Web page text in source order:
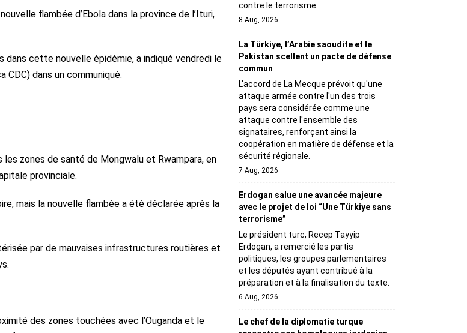
flambée d’Ebola dans la province de l’Ituri,
cette nouvelle épidémie, a indiqué vendredi le
dans un communiqué.
zones de santé de Mongwalu et Rwampara, en
provinciale.
mais la nouvelle flambée a été déclarée après la
par de mauvaises infrastructures routières et
des zones touchées avec l’Ouganda et le
contre le terrorisme.
8 Aug, 2026
La Türkiye, l’Arabie saoudite et le
Pakistan scellent un pacte de défense
commun
L'accord de La Mecque prévoit qu'une
attaque armée contre l'un des trois
pays sera considérée comme une
attaque contre l'ensemble des
signataires, renforçant ainsi la
coopération en matière de défense et la
sécurité régionale.
7 Aug, 2026
Erdogan salue une avancée majeure
avec le projet de loi “Une Türkiye sans
terrorisme”
Le président turc, Recep Tayyip
Erdogan, a remercié les partis
politiques, les groupes parlementaires
et les députés ayant contribué à la
préparation et à la finalisation du texte.
6 Aug, 2026
Le chef de la diplomatie turque